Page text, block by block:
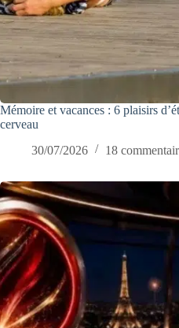
Mémoire et vacances : 6 plaisirs
cerveau
30/07/2026
18